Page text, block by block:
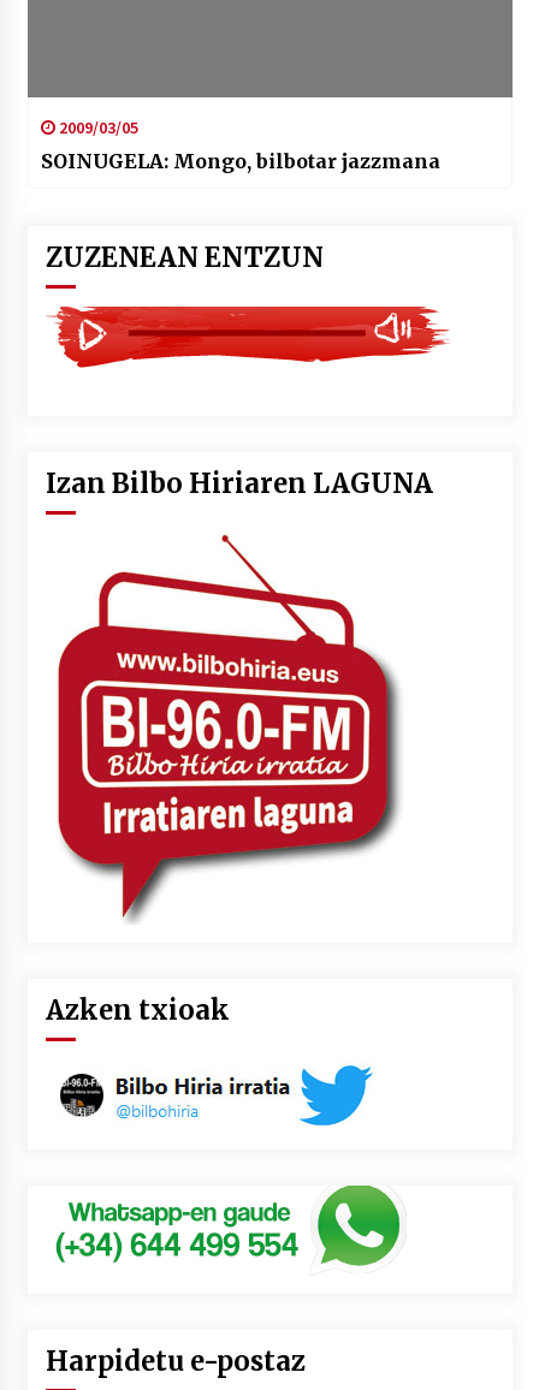
2009/03/05
SOINUGELA: Mongo, bilbotar jazzmana
ZUZENEAN ENTZUN
Izan Bilbo Hiriaren LAGUNA
Azken txioak
Harpidetu e-postaz